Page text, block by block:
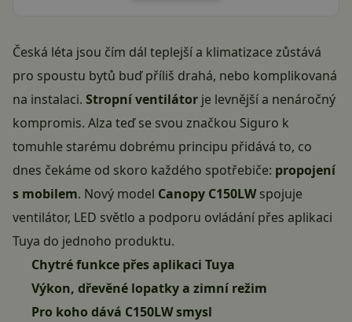
Česká léta jsou čím dál teplejší a klimatizace zůstává
pro spoustu bytů buď příliš drahá, nebo komplikovaná
na instalaci. Stropní ventilátor je levnější a nenáročný
kompromis. Alza teď se svou značkou Siguro k
tomuhle starému dobrému principu přidává to, co
dnes čekáme od skoro každého spotřebiče: propojení
s mobilem. Nový model Canopy C150LWspojuje
ventilátor, LED světlo a podporu ovládání přes aplikaci
Tuya do jednoho produktu.
Chytré funkce přes aplikaci Tuya
Výkon, dřevěné lopatky a zimní režim
Pro koho dává C150LW smysl